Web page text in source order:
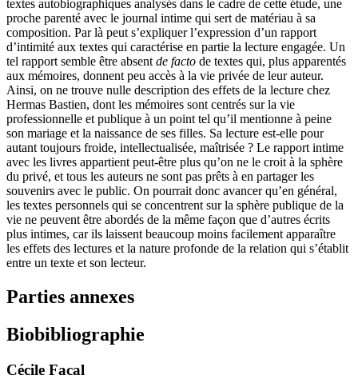
textes autobiographiques analysés dans le cadre de cette étude, une
proche parenté avec le journal intime qui sert de matériau à sa
composition. Par là peut s’expliquer l’expression d’un rapport
d’intimité aux textes qui caractérise en partie la lecture engagée. Un
tel rapport semble être absent de facto de textes qui, plus apparentés
aux mémoires, donnent peu accès à la vie privée de leur auteur.
Ainsi, on ne trouve nulle description des effets de la lecture chez
Hermas Bastien, dont les mémoires sont centrés sur la vie
professionnelle et publique à un point tel qu’il mentionne à peine
son mariage et la naissance de ses filles. Sa lecture est-elle pour
autant toujours froide, intellectualisée, maîtrisée ? Le rapport intime
avec les livres appartient peut-être plus qu’on ne le croit à la sphère
du privé, et tous les auteurs ne sont pas prêts à en partager les
souvenirs avec le public. On pourrait donc avancer qu’en général,
les textes personnels qui se concentrent sur la sphère publique de la
vie ne peuvent être abordés de la même façon que d’autres écrits
plus intimes, car ils laissent beaucoup moins facilement apparaître
les effets des lectures et la nature profonde de la relation qui s’établit
entre un texte et son lecteur.
Parties annexes
Biobibliographie
Cécile Facal